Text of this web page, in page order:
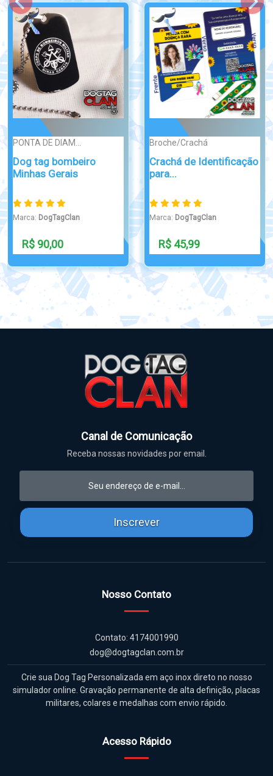
PONTA DE DIAM...
Dog tag Exercito braço
forte m...
Marca:DogTagClan
R$ 90,00
PIN / BROCHE
Pin Lapela Bandeira do
Brasil e...
Marca:DogTagClan
R$ 35,00
Canal de Comunicação
Receba nossas novidades por email.
Inscrever
Nosso Contato
Contato: 4174001990
dog@dogtagclan.com.br
Crie sua Dog Tag Personalizada em aço inox direto no nosso
simulador online. Gravação permanente de alta definição, placas
militares, colares e medalhas com envio rápido.
Acesso Rápido